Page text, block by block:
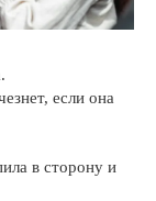
если она
в сторону и